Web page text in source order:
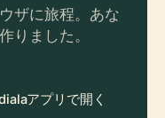
ザに旅程。あな
りました。
アプリで開く